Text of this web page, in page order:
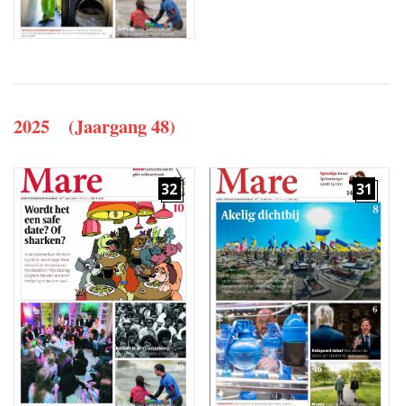
2025 (Jaargang 48)
32 31